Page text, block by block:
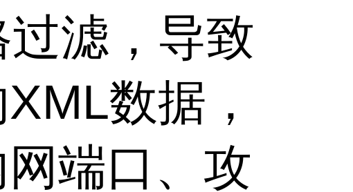
滤，导致
数据，
端口、攻